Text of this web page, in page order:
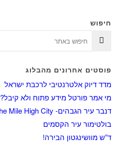
חיפוש
פוסטים אחרונים מהבלוג
מדד דיוק אלטרנטיבי לרכבת ישראל
מי אמר פורטל מידע פתוח ולא קיבל?
דנבר עיר הגבהים- The Mile High City
בולטימור עיר הקסמים
ד”ש מוושינגטון הבירה!